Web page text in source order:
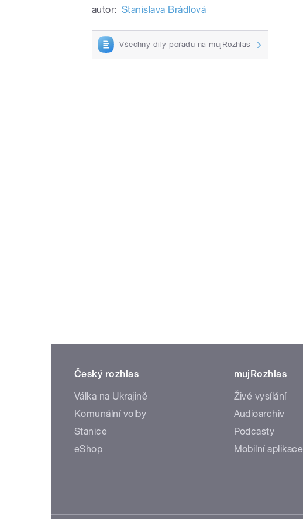
autor: Stanislava Brádlová
Všechny díly pořadu na mujRozhlas
Český rozhlas
Válka na Ukrajině
Komunální volby
Stanice
eShop
mujRozhlas
Živé vysílání
Audioarchiv
Podcasty
Mobilní aplikace